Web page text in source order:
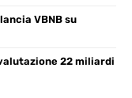
VBNB su
22 miliardi